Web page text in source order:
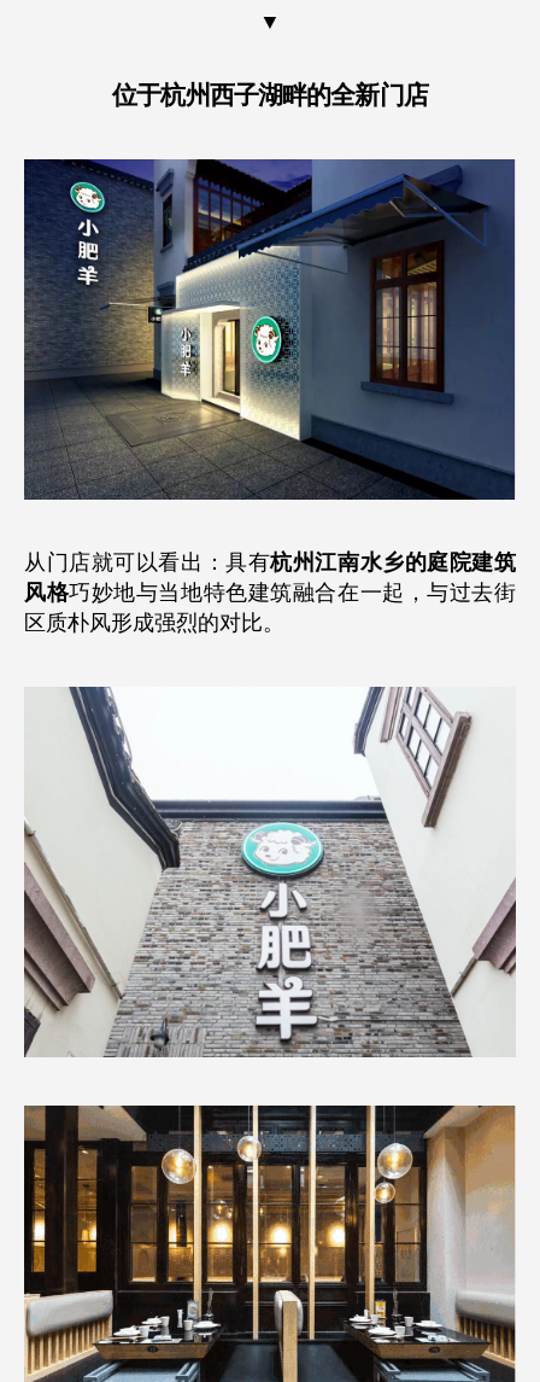
▼
位于杭州西子湖畔的全新门店
从门店就可以看出：具有杭州江南水乡的庭院建筑
风格巧妙地与当地特色建筑融合在一起，与过去街
区质朴风形成强烈的对比。